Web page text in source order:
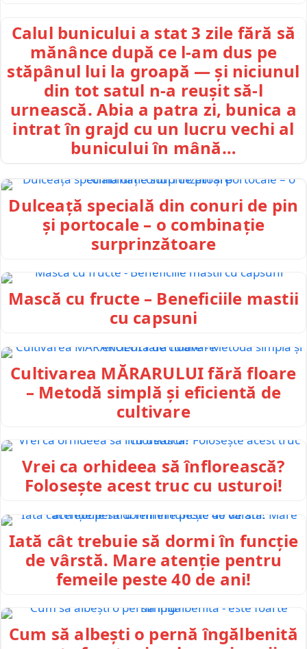
Calul bunicului a stat 3 zile fără să
mănânce după ce l-am dus pe
stăpânul lui la groapă — și niciunul
din tot satul n-a reușit să-l
urnească. Abia a patra zi, bunica a
intrat în grajd cu un lucru vechi al
bunicului în mână…
Dulceață specială din conuri de pin
și portocale – o combinație
surprinzătoare
Mască cu fructe – Beneficiile mastii
cu capsuni
Cultivarea MĂRARULUI fără floare
– Metodă simplă și eficientă de
cultivare
Vrei ca orhideea să înflorească?
Folosește acest truc cu usturoi!
Iată cât trebuie să dormi în funcție
de vârstă. Mare atenție pentru
femeile peste 40 de ani!
Cum să albești o pernă îngălbenită